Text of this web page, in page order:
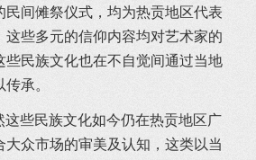
民间傩祭仪式，均为热贡地区代表
这些多元的信仰内容均对艺术家的
些民族文化也在不自觉间通过当地
承。
些民族文化如今仍在热贡地区广
大众市场的审美及认知，这类以当